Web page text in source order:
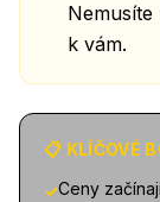
Nemusíte
k vám.
📋 KLÍČOVÉ
✓Ceny